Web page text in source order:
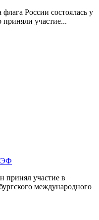
России состоялась у
участие...
принял участие в
международного